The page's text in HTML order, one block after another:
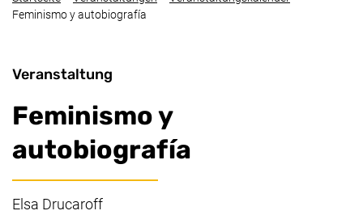
Feminismo y autobiografía
Veranstaltung
Feminismo y
autobiografía
Elsa Drucaroff